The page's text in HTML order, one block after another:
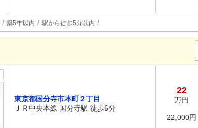
築5年以内 駅から徒歩5分以内
東京都国分寺市本町２丁目
ＪＲ中央本線 国分寺駅 徒歩6分
22
万円
22,000円